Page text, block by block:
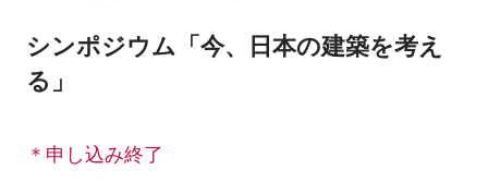
シンポジウム「今、日本の建築を考え
る」
＊申し込み終了